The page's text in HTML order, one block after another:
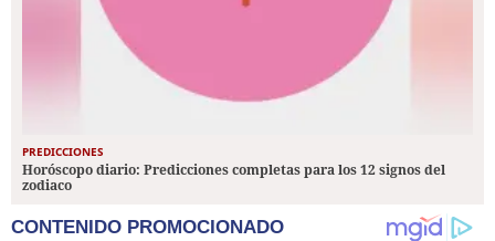
PREDICCIONES
Horóscopo diario: Predicciones completas para los 12 signos del
zodiaco
CONTENIDO PROMOCIONADO